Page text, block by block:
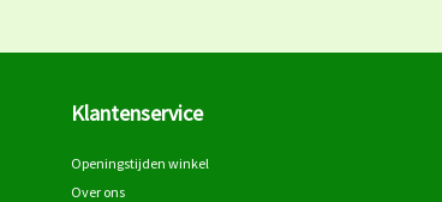
Klantenservice
Openingstijden winkel
Over ons